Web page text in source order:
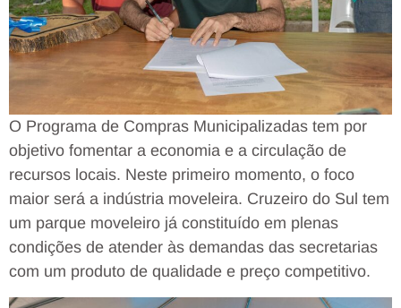
O Programa de Compras Municipalizadas tem por
objetivo fomentar a economia e a circulação de
recursos locais. Neste primeiro momento, o foco
maior será a indústria moveleira. Cruzeiro do Sul tem
um parque moveleiro já constituído em plenas
condições de atender às demandas das secretarias
com um produto de qualidade e preço competitivo.